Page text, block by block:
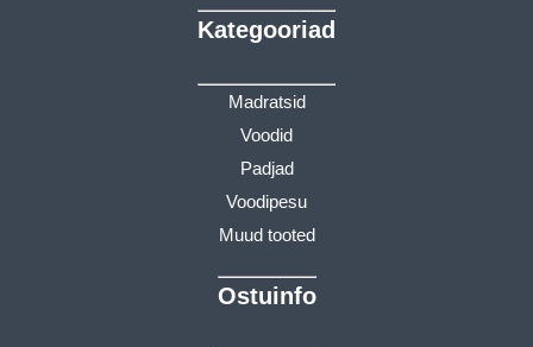
Kategooriad
Madratsid
Voodid
Padjad
Voodipesu
Muud tooted
Ostuinfo